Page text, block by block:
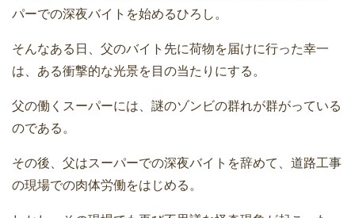
パーでの深夜バイトを始めるひろし。
そんなある日、父のバイト先に荷物を届けに行った幸一
は、ある衝撃的な光景を目の当たりにする。
父の働くスーパーには、謎のゾンビの群れが群がっている
のである。
その後、父はスーパーでの深夜バイトを辞めて、道路工事
の現場での肉体労働をはじめる。